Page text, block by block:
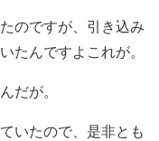
のですが、引き込み
たんですよこれが。
だが。
いたので、是非とも